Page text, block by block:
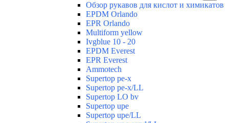
Обзор рукавов для кислот и химикатов
EPDM Orlando
EPR Orlando
Multiform yellow
Ivgblue 10 - 20
EPDM Everest
EPR Everest
Ammotech
Supertop pe-x
Supertop pe-x/LL
Supertop LO bv
Supertop upe
Supertop upe/LL